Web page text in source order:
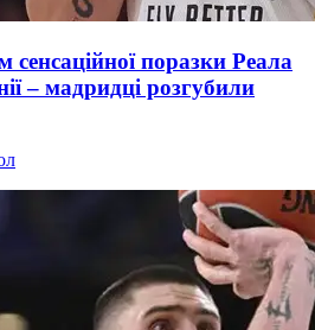
сенсаційної поразки Реала
– мадридці розгубили